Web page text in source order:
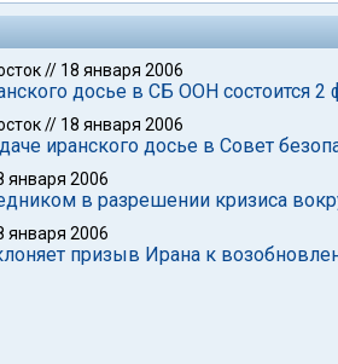
// 18 января 2006
досье в СБ ООН состоится 2
// 18 января 2006
иранского досье в Совет
января 2006
в разрешении кризиса
января 2006
призыв Ирана к